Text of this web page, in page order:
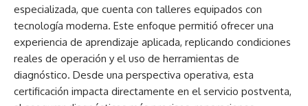
especializada, que cuenta con talleres equipados con
tecnología moderna. Este enfoque permitió ofrecer una
experiencia de aprendizaje aplicada, replicando condiciones
reales de operación y el uso de herramientas de
diagnóstico. Desde una perspectiva operativa, esta
certificación impacta directamente en el servicio postventa,